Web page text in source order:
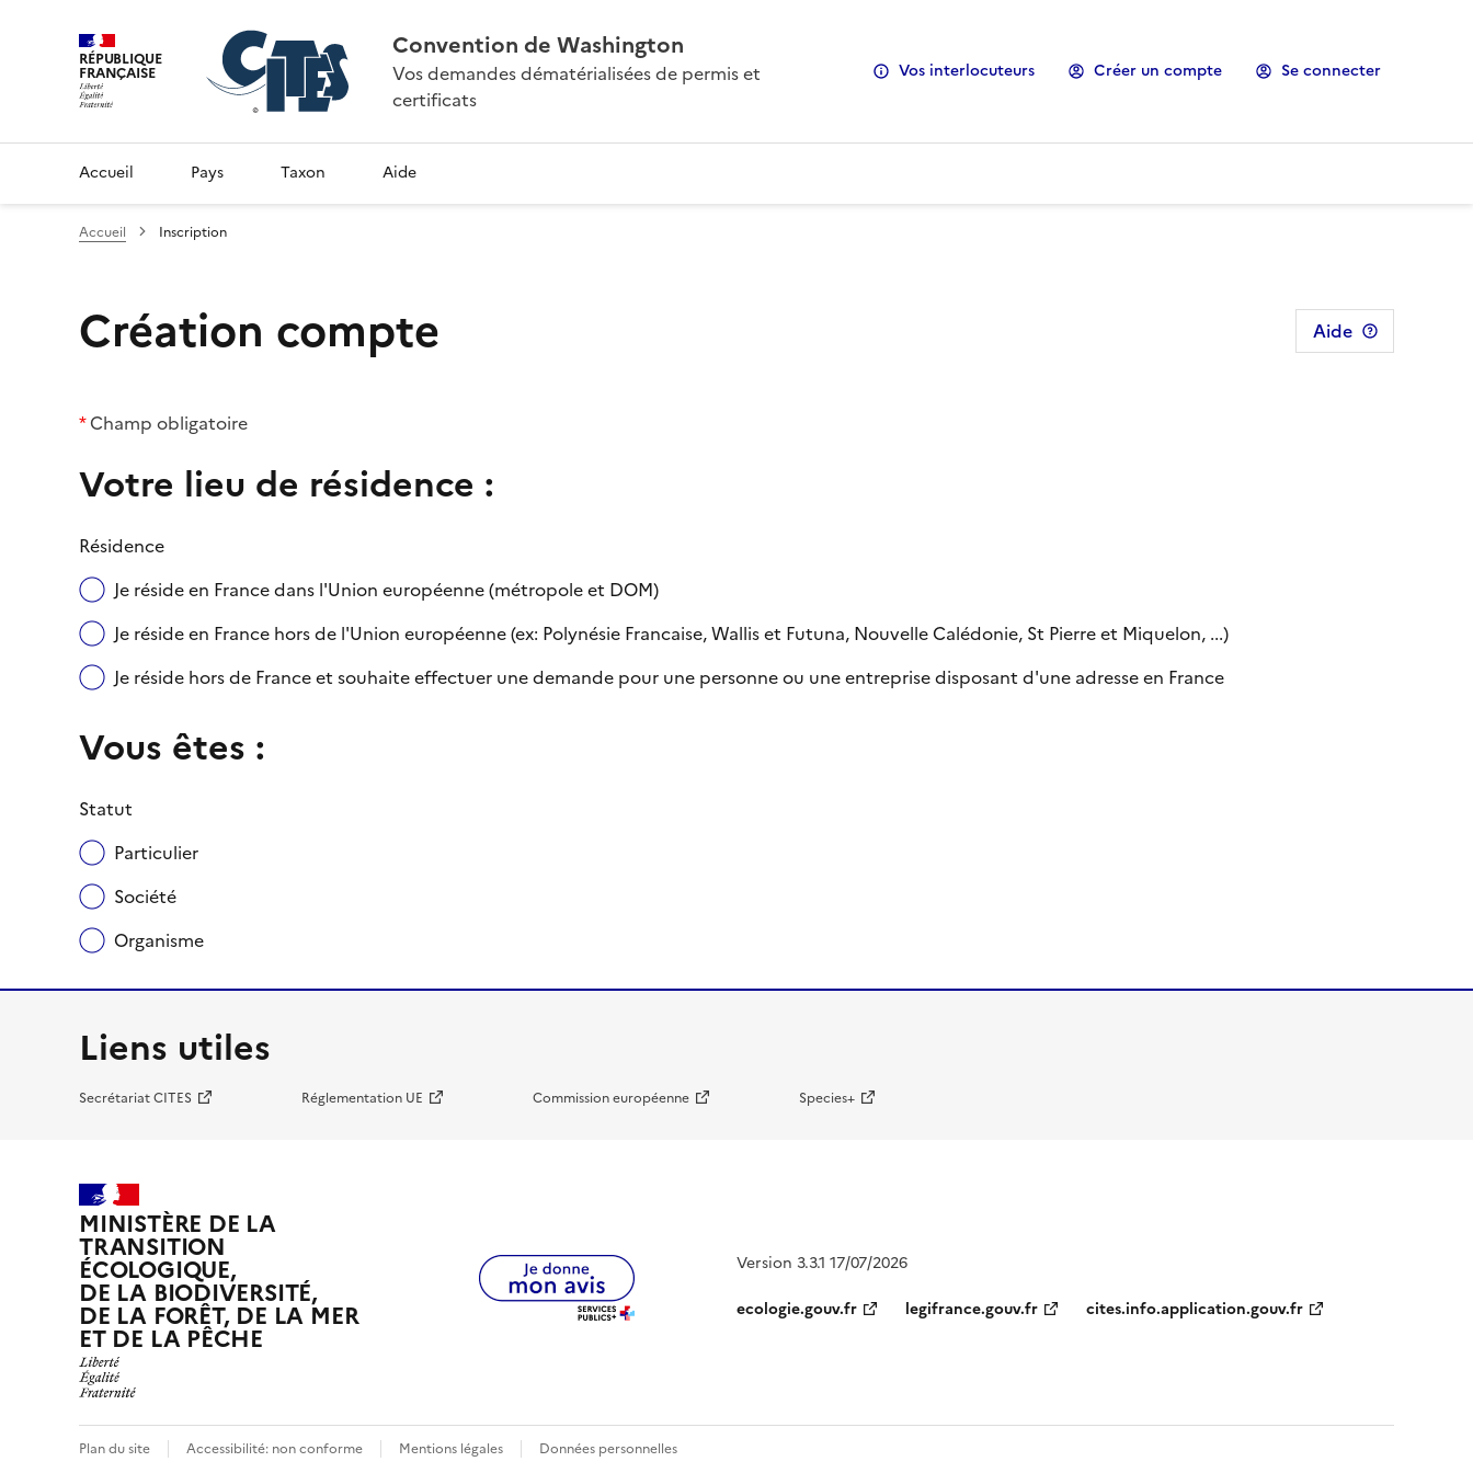
RÉPUBLIQUE
FRANÇAISE
Convention de Washington
Vos demandes dématérialisées de permis et
certificats
Vos interlocuteurs Créer un compte Se connecter
Accueil Pays Taxon Aide
Accueil Inscription
Création compte Aide
*Champ obligatoire
Votre lieu de résidence :
Résidence
Je réside en France dans l'Union européenne (métropole et DOM)
Je réside en France hors de l'Union européenne (ex: Polynésie Francaise, Wallis et Futuna, Nouvelle Calédonie, St Pierre et Miquelon, ...)
Je réside hors de France et souhaite effectuer une demande pour une personne ou une entreprise disposant d'une adresse en France
Vous êtes :
Statut
Particulier
Société
Organisme
Liens utiles
Secrétariat CITES Réglementation UE Commission européenne Species+
MINISTÈRE DE LA
TRANSITION
ÉCOLOGIQUE,
DE LA BIODIVERSITÉ,
DE LA FORÊT, DE LA MER
ET DE LA PÊCHE
Version 3.3.1 17/07/2026
ecologie.gouv.fr
legifrance.gouv.fr cites.info.application.gouv.fr
Plan du site Accessibilité: non conforme Mentions légales Données personnelles